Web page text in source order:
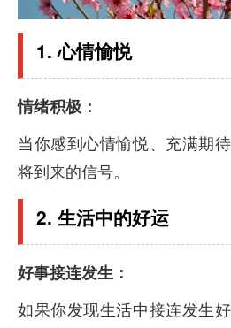
1. 心情愉悦
情绪积极：
当你感到心情愉悦、充满期
将到来的信号。
2. 生活中的好运
好事接连发生：
如果你发现生活中接连发生